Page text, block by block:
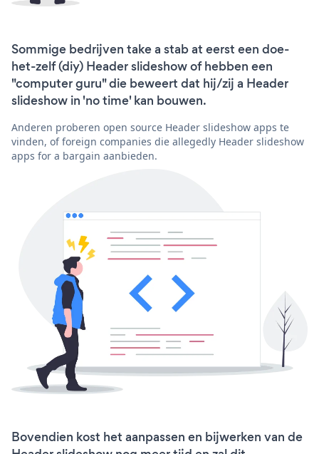
Sommige bedrijven take a stab at eerst een doe-
het-zelf (diy) Header slideshow of hebben een
"computer guru" die beweert dat hij/zij a Header
slideshow in 'no time' kan bouwen.
Anderen proberen open source Header slideshow apps te
vinden, of foreign companies die allegedly Header slideshow
apps for a bargain aanbieden.
Bovendien kost het aanpassen en bijwerken van de